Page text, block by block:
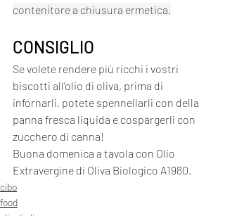
contenitore a chiusura ermetica.
CONSIGLIO
Se volete rendere più ricchi i vostri
biscotti all’olio di oliva, prima di
infornarli, potete spennellarli con della
panna fresca liquida e cospargerli con
zucchero di canna!
Buona domenica a tavola con Olio
Extravergine di Oliva Biologico A1980.
cibo
food